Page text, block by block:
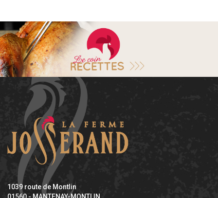
1039 route de Montlin
01560 - MANTENAY-MONTLIN